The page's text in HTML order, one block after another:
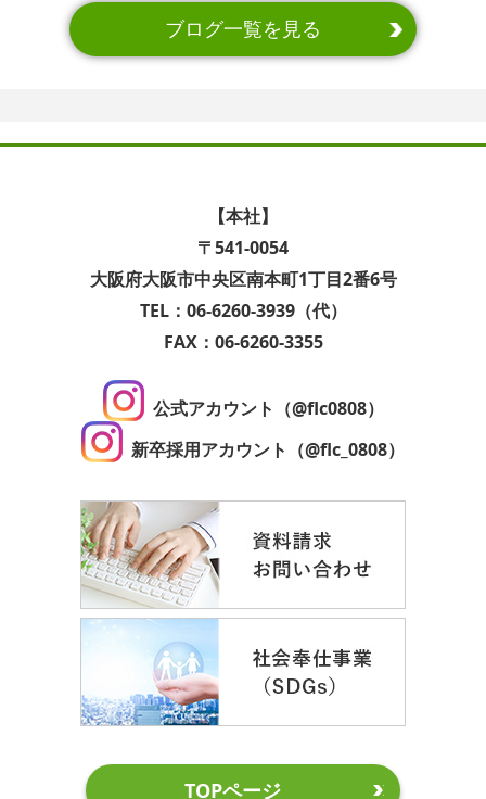
ブログ一覧を見る
【本社】
〒541-0054
大阪府大阪市中央区南本町1丁目2番6号
TEL：06-6260-3939（代）
FAX：06-6260-3355
公式アカウント（@flc0808）
新卒採用アカウント（@flc_0808）
TOPページ